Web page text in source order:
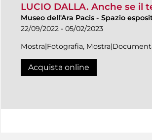
LUCIO DALLA. Anche se il
Museo dell'Ara Pacis - Spazio
22/09/2022 - 05/02/2023
Mostra|Fotografia,
Acquista online